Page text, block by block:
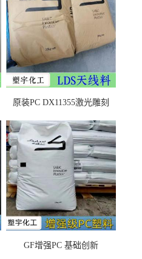
原装PC DX11355激光雕刻
GF增强PC 基础创新